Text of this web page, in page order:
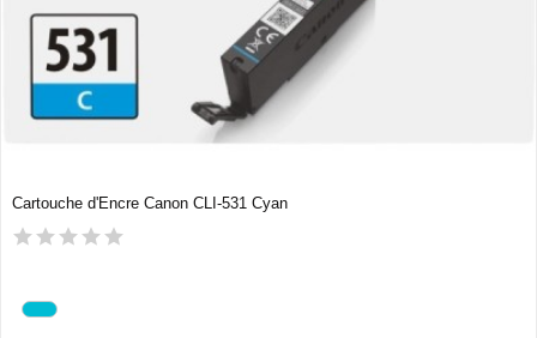
Cartouche d'Encre Canon CLI-531 Cyan